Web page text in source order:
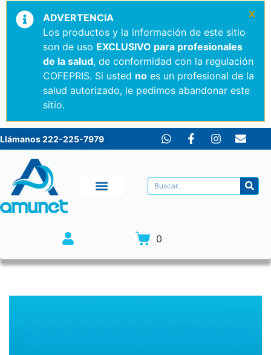
ADVERTENCIA
Los productos y la información de este sitio
son de uso EXCLUSIVO para profesionales
de la salud, de conformidad con la regulación
COFEPRIS. Si usted no es un profesional de la
salud autorizado, le pedimos abandonar este
sitio.
×
Llámanos 222-225-7979
0